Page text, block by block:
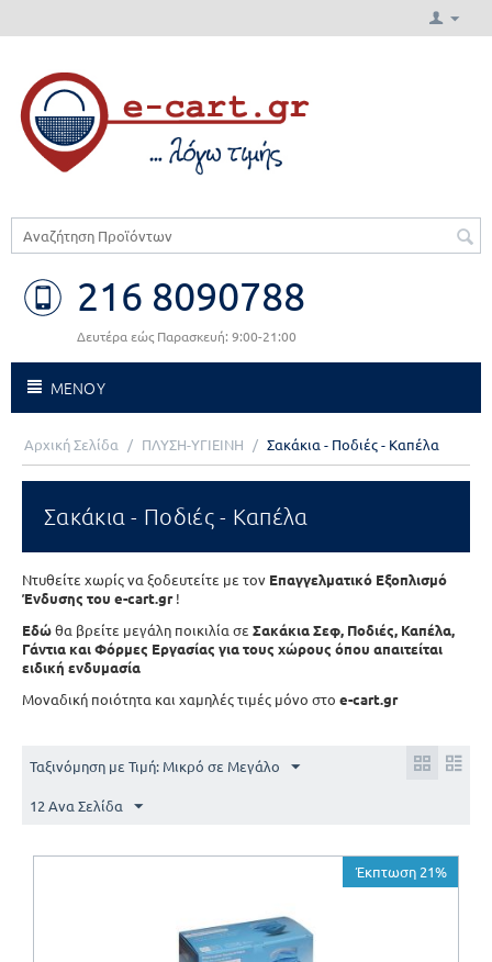
216 8090788
Δευτέρα εώς Παρασκευή: 9:00-21:00
ΜΕΝΟΥ
Αρχική Σελίδα / ΠΛΥΣΗ-ΥΓΙΕΙΝΗ / Σακάκια - Ποδιές - Καπέλα
Σακάκια - Ποδιές - Καπέλα
Ντυθείτε χωρίς να ξοδευτείτε με τον Επαγγελματικό Εξοπλισμό
Ένδυσης του e-cart.gr!
Εδώθα βρείτε μεγάλη ποικιλία σε Σακάκια Σεφ, Ποδιές, Καπέλα,
Γάντια και Φόρμες Εργασίας για τους χώρους όπου απαιτείται
ειδική ενδυμασία
Μοναδική ποιότητα και χαμηλές τιμές μόνο στο e-cart.gr
Ταξινόμηση με Τιμή: Μικρό σε Μεγάλο
12 Ανα Σελίδα
Έκπτωση 21%